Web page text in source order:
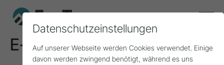
E-Mobility
Datenschutzeinstellungen
Auf unserer Webseite werden Cookies verwendet. Einige
davon werden zwingend benötigt, während es uns